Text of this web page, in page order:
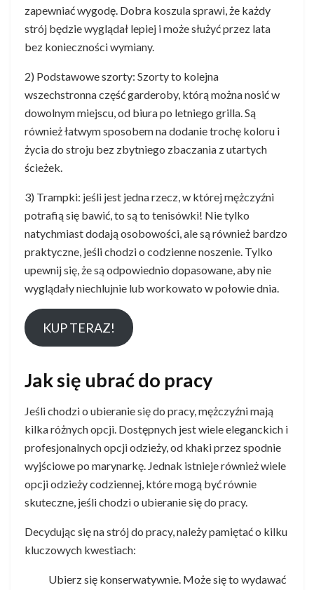
zapewniać wygodę. Dobra koszula sprawi, że każdy
strój będzie wyglądał lepiej i może służyć przez lata
bez konieczności wymiany.
2) Podstawowe szorty: Szorty to kolejna
wszechstronna część garderoby, którą można nosić w
dowolnym miejscu, od biura po letniego grilla. Są
również łatwym sposobem na dodanie trochę koloru i
życia do stroju bez zbytniego zbaczania z utartych
ścieżek.
3) Trampki: jeśli jest jedna rzecz, w której mężczyźni
potrafią się bawić, to są to tenisówki! Nie tylko
natychmiast dodają osobowości, ale są również bardzo
praktyczne, jeśli chodzi o codzienne noszenie. Tylko
upewnij się, że są odpowiednio dopasowane, aby nie
wyglądały niechlujnie lub workowato w połowie dnia.
KUP TERAZ!
Jak się ubrać do pracy
Jeśli chodzi o ubieranie się do pracy, mężczyźni mają
kilka różnych opcji. Dostępnych jest wiele eleganckich i
profesjonalnych opcji odzieży, od khaki przez spodnie
wyjściowe po marynarkę. Jednak istnieje również wiele
opcji odzieży codziennej, które mogą być równie
skuteczne, jeśli chodzi o ubieranie się do pracy.
Decydując się na strój do pracy, należy pamiętać o kilku
kluczowych kwestiach:
Ubierz się konserwatywnie. Może się to wydawać